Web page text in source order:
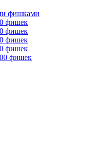
фишками
фишек
фишек
фишек
фишек
фишек